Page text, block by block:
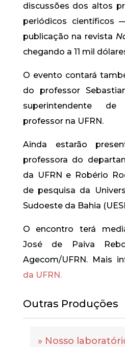
discussões dos altos
periódicos
publicação na revista
chegando a 11 mil
O evento contará
do professor
superintendente
professor na UFRN.
Ainda estarão
professora do
da UFRN e Robério
de pesquisa da
Sudoeste da Bahia
O encontro terá
José de Paiva
Agecom/UFRN. Mais
da UFRN.
Outras Produções
» Nosso